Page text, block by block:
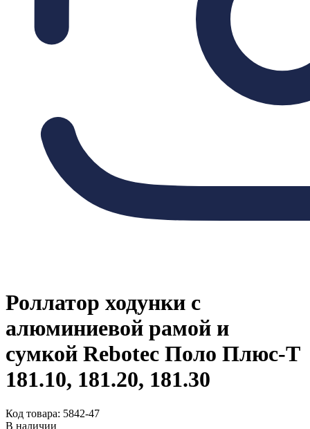
Роллатор ходунки с
алюминиевой рамой и
сумкой Rebotec Поло Плюс-Т
181.10, 181.20, 181.30
Код товара: 5842-47
В наличии